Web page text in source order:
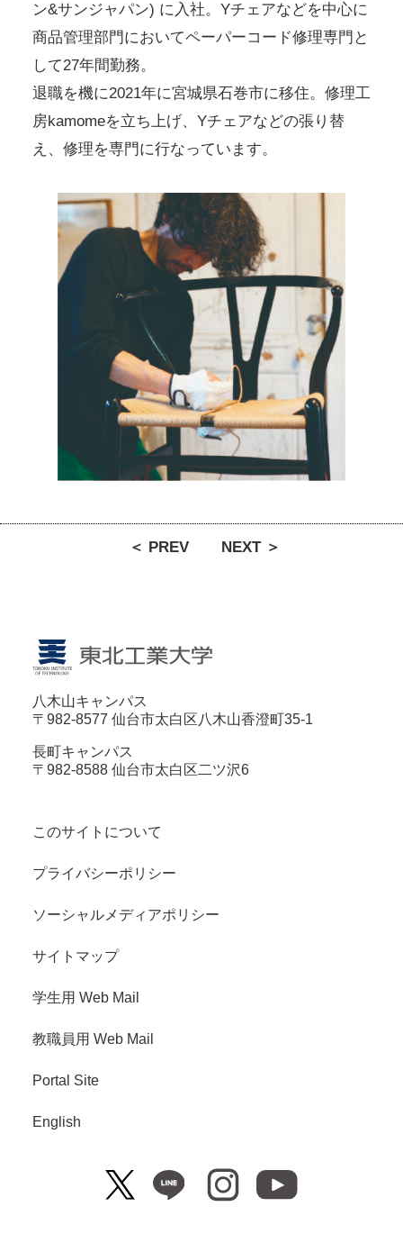
ン&サンジャパン) に入社。Yチェアなどを中心に
商品管理部門においてペーパーコード修理専門と
して27年間勤務。
退職を機に2021年に宮城県石巻市に移住。修理工
房kamomeを立ち上げ、Yチェアなどの張り替
え、修理を専門に行なっています。
＜ PREV NEXT ＞
八木山キャンパス
〒982-8577 仙台市太白区八木山香澄町35-1
長町キャンパス
〒982-8588 仙台市太白区二ツ沢6
このサイトについて
プライバシーポリシー
ソーシャルメディアポリシー
サイトマップ
学生用 Web Mail
教職員用 Web Mail
Portal Site
English